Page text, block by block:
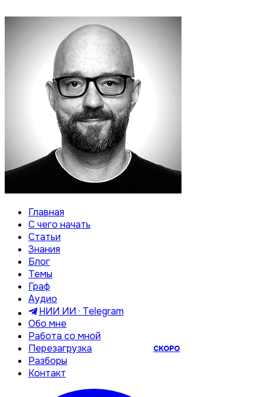
Главная
С чего начать
Статьи
Знания
Блог
Темы
Граф
Аудио
НИИ ИИ · Telegram
Обо мне
Работа со мной
Перезагрузка
СКОРО
Разборы
Контакт